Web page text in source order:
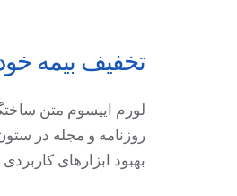
تخفیف بیمه
لورم ایپسوم متن
روزنامه و مجله در
بهبود ابزارهای